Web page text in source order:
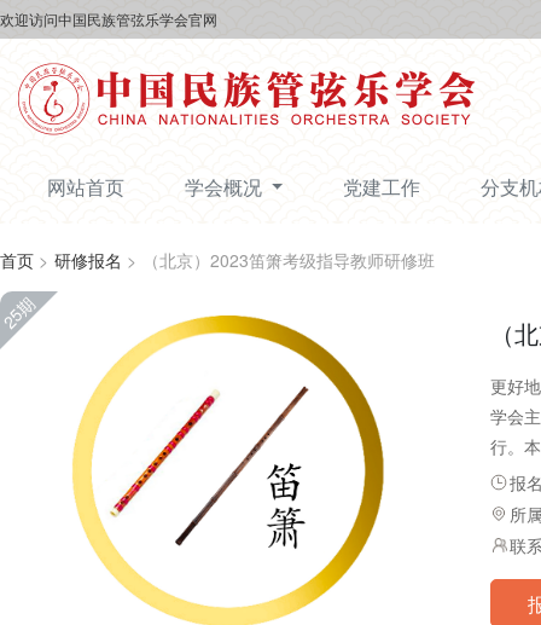
欢迎访问中国民族管弦乐学会官网
网站首页 学会概况 党建工作 分支
首页 > 研修报名 > （北京）2023笛箫考级指导教师研修班
期 （
更好
学会
行。
论研
报
所
联